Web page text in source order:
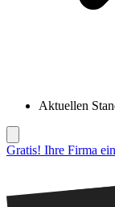
Aktuellen
Gratis! Ihre Firma